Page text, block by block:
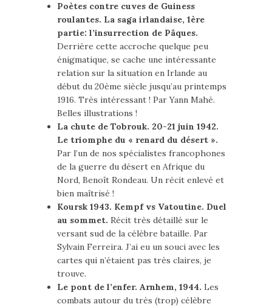
Poètes contre cuves de Guiness
roulantes. La saga irlandaise, 1ère
partie: l’insurrection de Pâques.
Derrière cette accroche quelque peu
énigmatique, se cache une intéressante
relation sur la situation en Irlande au
début du 20ème siècle jusqu’au printemps
1916. Très intéressant ! Par Yann Mahé.
Belles illustrations !
La chute de Tobrouk. 20-21 juin 1942.
Le triomphe du « renard du désert ».
Par l’un de nos spécialistes francophones
de la guerre du désert en Afrique du
Nord, Benoît Rondeau. Un récit enlevé et
bien maîtrisé !
Koursk 1943. Kempf vs Vatoutine. Duel
au sommet. Récit très détaillé sur le
versant sud de la célèbre bataille. Par
Sylvain Ferreira. J’ai eu un souci avec les
cartes qui n’étaient pas très claires, je
trouve.
Le pont de l’enfer. Arnhem, 1944. Les
combats autour du très (trop) célèbre